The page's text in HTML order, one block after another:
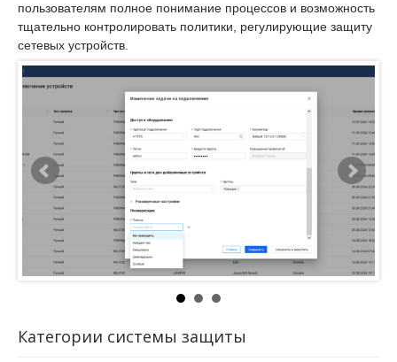
пользователям полное понимание процессов и возможность
тщательно контролировать политики, регулирующие защиту
сетевых устройств.
Категории системы защиты